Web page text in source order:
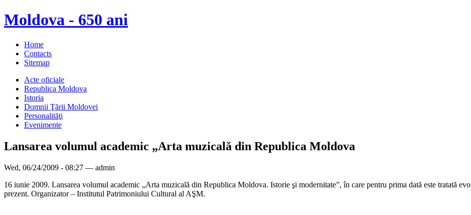
Moldova - 650 ani
Home
Contacts
Sitemap
Acte oficiale
Republica Moldova
Istoria
Domnii Ţării Moldovei
Personalităţi
Evenimente
Lansarea volumul academic „Arta muzicală din Republica Moldova
Wed, 06/24/2009 - 08:27 — admin
16 iunie 2009. Lansarea volumul academic „Arta muzicală din Republica Moldova. Istorie şi modernitate”, în care pentru prima dată este tratată
prezent. Organizator – Institutul Patrimoniului Cultural al AŞM.